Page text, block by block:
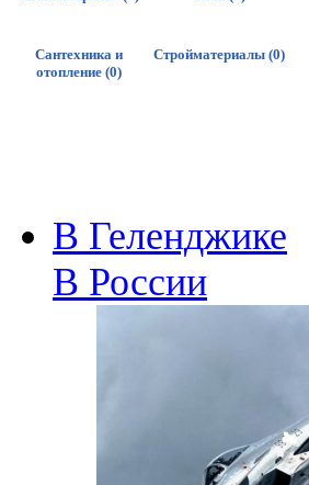
Сантехника и
отопление (0)
Стройматериалы (0)
В Геленджике
В России